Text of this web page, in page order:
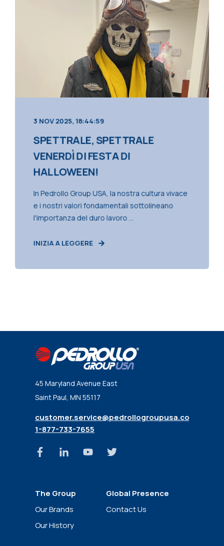
3 NOV 2025, 18:44:59
SPETTRALE, SPETTRALE
VENERDÌ DI FESTA DI
HALLOWEEN!
In Pedrollo Group USA, la nostra cultura vivace
e i nostri valori fondamentali sottolineano
l'importanza del duro lavoro ...
INIZIA A LEGGERE
45 Maryland Avenue East
Saint Paul, MN 55117
customer.service@pedrollogroupusa.com
1-877-733-7655
The Group
Our Brands
Our History
Global Presence
Contact Us